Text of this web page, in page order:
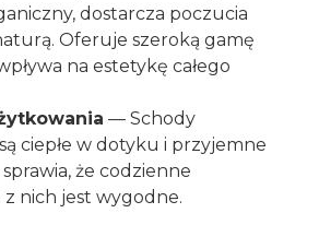
dostarcza poczucia
Oferuje szeroką gamę
na estetykę całego
— Schody
ciepłe w dotyku i przyjemne
że codzienne
z nich jest wygodne.